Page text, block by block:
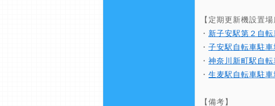
【定期更新機設置場
・ 新子安駅第２自
・ 子安駅自転車駐車
・ 神奈川新町駅自
・ 生麦駅自転車駐車
【備考】